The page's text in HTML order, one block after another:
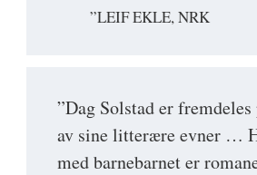
”LEIF EKLE, NRK
”Dag Solstad er fremdeles
av sine litterære evner …
med barnebarnet er